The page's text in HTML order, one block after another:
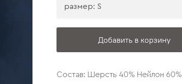
Добавить в корзину
размер: S
Состав: Шерсть 40% Нейлон 60%